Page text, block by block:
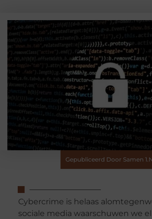
Gepubliceerd Door Samen
Cybercrime is helaas
sociale media waarschuwen we